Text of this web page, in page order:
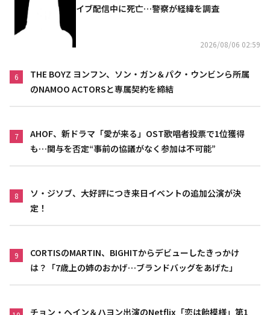
イブ配信中に死亡…警察が経緯を調査
2026/08/06 02:59
6
THE BOYZ ヨンフン、ソン・ガン＆パク・ウンビンら所属
のNAMOO ACTORSと専属契約を締結
7
AHOF、新ドラマ「愛が来る」OST歌唱者投票で1位獲得
も…関与を否定“事前の協議がなく参加は不可能”
8
ソ・ジソブ、大好評につき来日イベントの追加公演が決
定！
9
CORTISのMARTIN、BIGHITからデビューしたきっかけ
は？「7歳上の姉のおかげ…ブランドバッグをあげた」
チョン・ヘイン＆ハヨン出演のNetflix「恋は飴模様」第1